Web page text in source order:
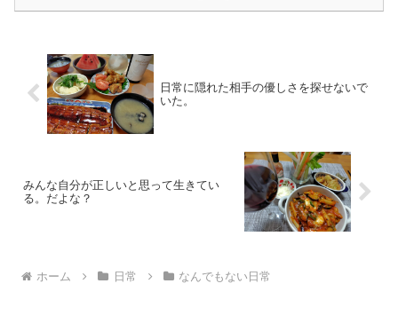
日常に隠れた相手の優しさを探せないで
いた。
みんな自分が正しいと思って生きてい
る。だよな？
ホーム 日常 なんでもない日常